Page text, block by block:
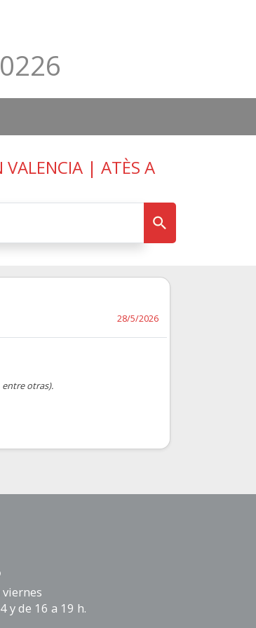
VALENCIA | ATÈS A
28/5/2026
entre otras).
viernes
y de 16 a 19 h.